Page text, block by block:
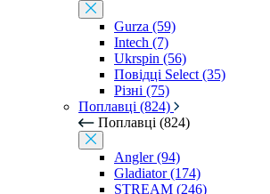
Gurza (59)
Intech (7)
Ukrspin (56)
Повідці Select (35)
Різні (75)
Поплавці (824)
Поплавці (824)
Angler (94)
Gladiator (174)
STREAM (246)